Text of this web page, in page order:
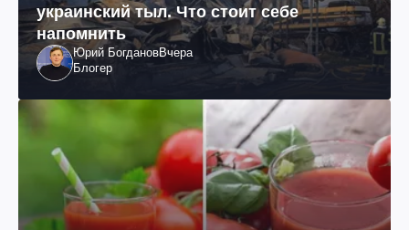
украинский тыл. Что стоит себе
напомнить
Юрий БогдановВчера
Блогер